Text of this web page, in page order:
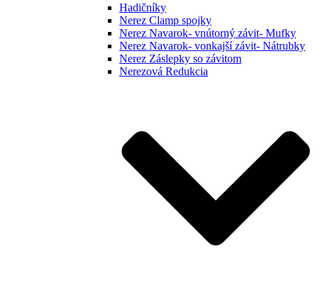
Hadičníky
Nerez Clamp spojky
Nerez Navarok- vnútorný závit- Mufky
Nerez Navarok- vonkajší závit- Nátrubky
Nerez Záslepky so závitom
Nerezová Redukcia